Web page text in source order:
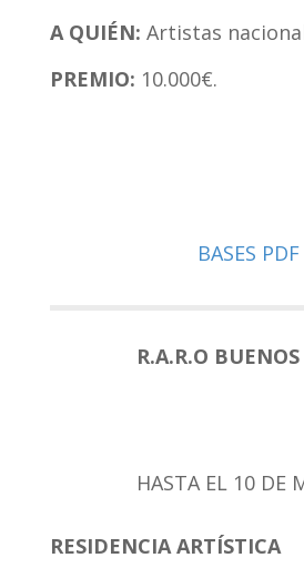
A QUIÉN: Artistas
PREMIO: 10.000€.
BASES PDF
R.A.R.O BUENOS
HASTA EL 10 DE
RESIDENCIA ARTÍSTICA